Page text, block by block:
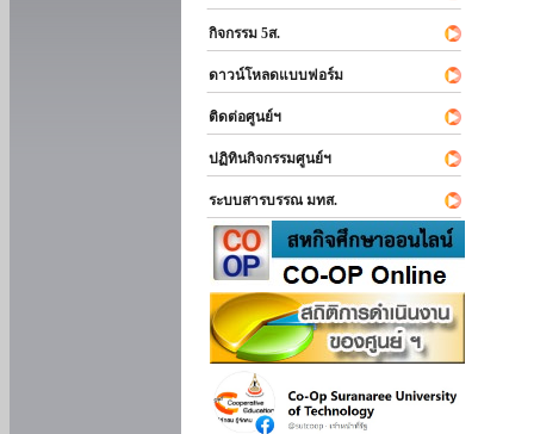
กิจกรรม 5ส.
ดาวน์โหลดแบบฟอร์ม
ติดต่อศูนย์ฯ
ปฏิทินกิจกรรมศูนย์ฯ
ระบบสารบรรณ มทส.